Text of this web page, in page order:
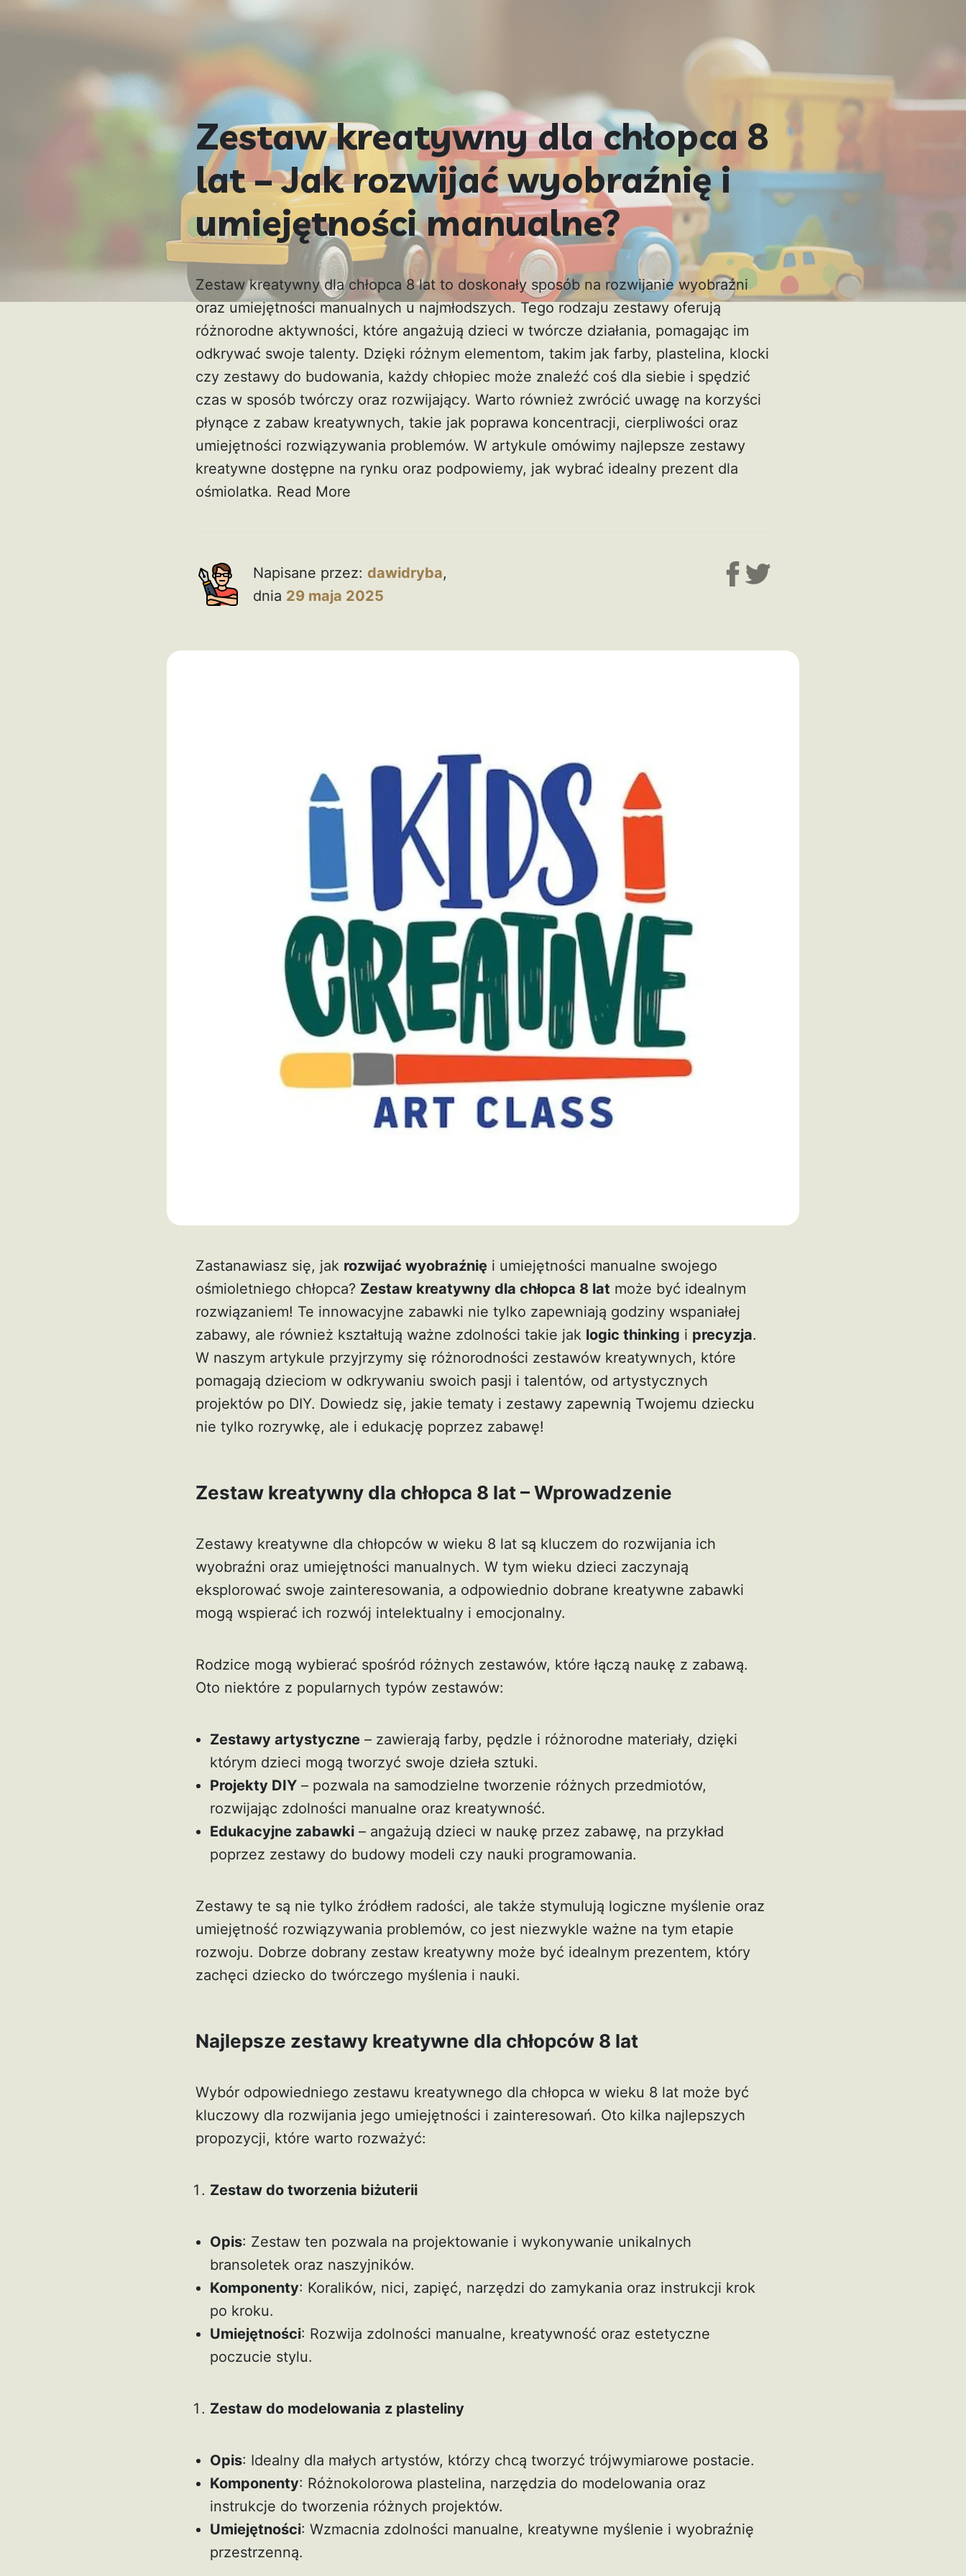
Zestaw kreatywny dla chłopca 8
lat – Jak rozwijać wyobraźnię i
umiejętności manualne?
Zestaw kreatywny dla chłopca 8 lat to doskonały sposób na rozwijanie wyobraźni
oraz umiejętności manualnych u najmłodszych. Tego rodzaju zestawy oferują
różnorodne aktywności, które angażują dzieci w twórcze działania, pomagając im
odkrywać swoje talenty. Dzięki różnym elementom, takim jak farby, plastelina, klocki
czy zestawy do budowania, każdy chłopiec może znaleźć coś dla siebie i spędzić
czas w sposób twórczy oraz rozwijający. Warto również zwrócić uwagę na korzyści
płynące z zabaw kreatywnych, takie jak poprawa koncentracji, cierpliwości oraz
umiejętności rozwiązywania problemów. W artykule omówimy najlepsze zestawy
kreatywne dostępne na rynku oraz podpowiemy, jak wybrać idealny prezent dla
ośmiolatka. Read More
Napisane przez: dawidryba,
dnia 29 maja 2025
Zastanawiasz się, jak rozwijać wyobraźnię i umiejętności manualne swojego
ośmioletniego chłopca? Zestaw kreatywny dla chłopca 8 lat może być idealnym
rozwiązaniem! Te innowacyjne zabawki nie tylko zapewniają godziny wspaniałej
zabawy, ale również kształtują ważne zdolności takie jak logic thinking i precyzja.
W naszym artykule przyjrzymy się różnorodności zestawów kreatywnych, które
pomagają dzieciom w odkrywaniu swoich pasji i talentów, od artystycznych
projektów po DIY. Dowiedz się, jakie tematy i zestawy zapewnią Twojemu dziecku
nie tylko rozrywkę, ale i edukację poprzez zabawę!
Zestaw kreatywny dla chłopca 8 lat – Wprowadzenie
Zestawy kreatywne dla chłopców w wieku 8 lat są kluczem do rozwijania ich
wyobraźni oraz umiejętności manualnych. W tym wieku dzieci zaczynają
eksplorować swoje zainteresowania, a odpowiednio dobrane kreatywne zabawki
mogą wspierać ich rozwój intelektualny i emocjonalny.
Rodzice mogą wybierać spośród różnych zestawów, które łączą naukę z zabawą.
Oto niektóre z popularnych typów zestawów:
Zestawy artystyczne – zawierają farby, pędzle i różnorodne materiały, dzięki
którym dzieci mogą tworzyć swoje dzieła sztuki.
Projekty DIY – pozwala na samodzielne tworzenie różnych przedmiotów,
rozwijając zdolności manualne oraz kreatywność.
Edukacyjne zabawki – angażują dzieci w naukę przez zabawę, na przykład
poprzez zestawy do budowy modeli czy nauki programowania.
Zestawy te są nie tylko źródłem radości, ale także stymulują logiczne myślenie oraz
umiejętność rozwiązywania problemów, co jest niezwykle ważne na tym etapie
rozwoju. Dobrze dobrany zestaw kreatywny może być idealnym prezentem, który
zachęci dziecko do twórczego myślenia i nauki.
Najlepsze zestawy kreatywne dla chłopców 8 lat
Wybór odpowiedniego zestawu kreatywnego dla chłopca w wieku 8 lat może być
kluczowy dla rozwijania jego umiejętności i zainteresowań. Oto kilka najlepszych
propozycji, które warto rozważyć:
Zestaw do tworzenia biżuterii
Opis: Zestaw ten pozwala na projektowanie i wykonywanie unikalnych
bransoletek oraz naszyjników.
Komponenty: Koralików, nici, zapięć, narzędzi do zamykania oraz instrukcji krok
po kroku.
Umiejętności: Rozwija zdolności manualne, kreatywność oraz estetyczne
poczucie stylu.
Zestaw do modelowania z plasteliny
Opis: Idealny dla małych artystów, którzy chcą tworzyć trójwymiarowe postacie.
Komponenty: Różnokolorowa plastelina, narzędzia do modelowania oraz
instrukcje do tworzenia różnych projektów.
Umiejętności: Wzmacnia zdolności manualne, kreatywne myślenie i wyobraźnię
przestrzenną.